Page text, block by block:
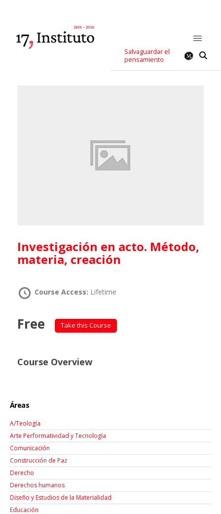
Salvaguardar el
pensamiento
Investigación en acto. Método,
materia, creación
Course Access: Lifetime
Free Take this Course
Course Overview
Áreas
A/Teología
Arte Performatividad y Tecnología
Comunicación
Construcción de Paz
Derecho
Derechos humanos
Diseño y Estudios de la Materialidad
Educación